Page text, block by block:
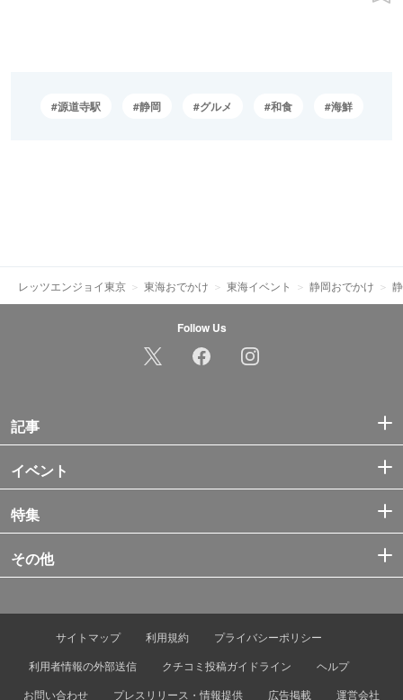
源道寺駅 静岡 グルメ 和食 海鮮
レッツエンジョイ東京 東海おでかけ 東海イベント 静岡おでかけ
Follow Us
記事
イベント
特集
その他
サイトマップ 利用規約
プライバシーポリシー
利用者情報の外部送信
クチコミ投稿ガイドライン
ヘルプ
お問い合わせ
プレスリリース・情報提供 広告掲載 運営会社